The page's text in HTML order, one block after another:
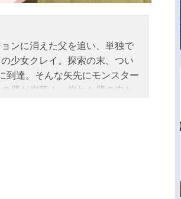
ンに消えた父を追い、単独で
少女クレイ。探索の末、つい
到達。そんな矢先にモンスター
壁が崩落！ 崩れた壁の中か